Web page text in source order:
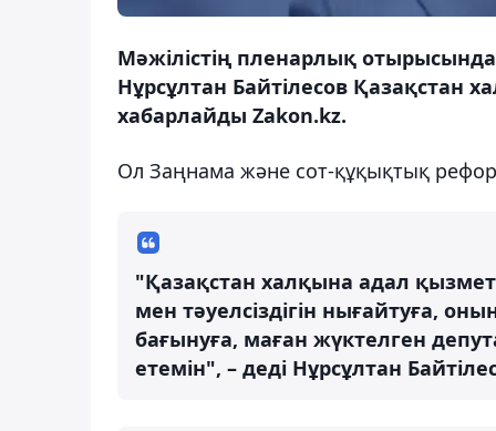
Мәжілістің пленарлық
Нұрсұлтан Байтілесов Қазақстан
хабарлайды Zakon.kz.
Ол Заңнама және сот-құқықтық
"Қазақстан халқына адал
мен тәуелсіздігін нығайтуға,
бағынуға, маған жүктелген
етемін", – деді Нұрсұлтан